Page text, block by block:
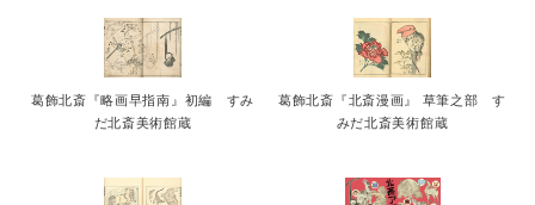
葛飾北斎『略画早指南』初編 すみ
だ北斎美術館蔵
葛飾北斎『北斎漫画』 草筆之部 す
みだ北斎美術館蔵